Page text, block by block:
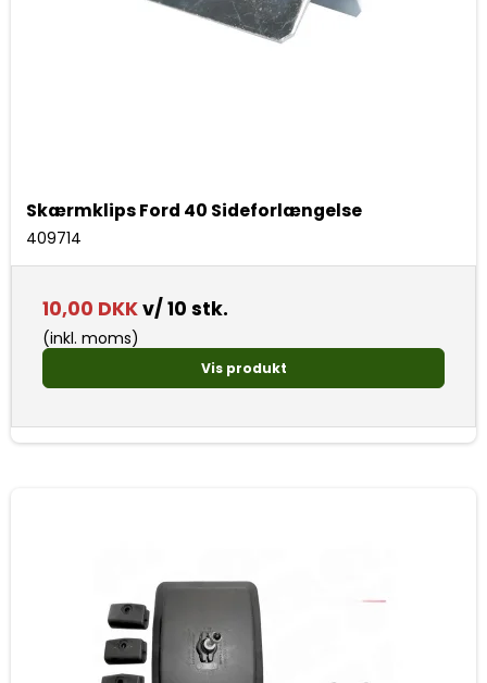
Skærmklips Ford 40 Sideforlængelse
409714
10,00 DKKv/ 10 stk.
(inkl. moms)
Vis produkt